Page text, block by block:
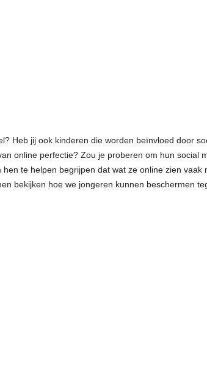
Heb jij ook kinderen die worden beïnvloed door
online perfectie? Zou je proberen om hun social
te helpen begrijpen dat wat ze online zien vaak
bekijken hoe we jongeren kunnen beschermen